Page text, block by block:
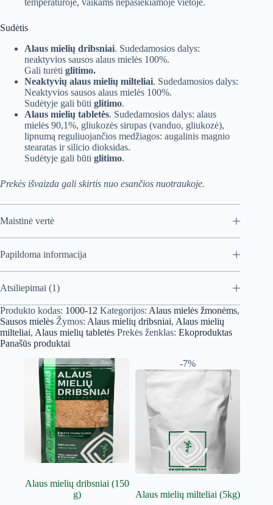
temperatūroje, vaikams nepasiekiamoje vietoje.
Sudėtis
Alaus mielių dribsniai. Sudedamosios dalys:
neaktyvios sausos alaus mielės 100%.
Gali turėti glitimo.
Neaktyvių alaus mielių milteliai. Sudedamosios dalys:
Neaktyvios sausos alaus mielės 100%.
Sudėtyje gali būti glitimo.
Alaus mielių tabletės. Sudedamosios dalys: alaus
mielės 90,1%, gliukozės sirupas (vanduo, gliukozė),
lipnumą reguliuojančios medžiagos: augalinis magnio
stearatas ir silicio dioksidas.
Sudėtyje gali būti glitimo.
Prekės išvaizda gali skirtis nuo esančios nuotraukoje.
Maistinė vertė
Papildoma informacija
Atsiliepimai (1)
Produkto kodas: 1000-12 Kategorijos: Alaus mielės žmonėms,
Sausos mielės Žymos: Alaus mielių dribsniai, Alaus mielių
milteliai, Alaus mielių tabletės Prekės ženklas: Ekoproduktas
Panašūs produktai
Alaus mielių dribsniai (150
g)
-7%
Alaus mielių milteliai (5kg)